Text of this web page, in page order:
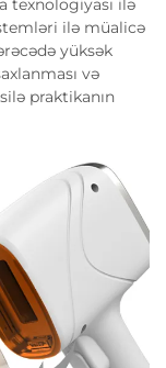
texnologiyası ilə
ilə müalicə
yüksək
və
praktikanın